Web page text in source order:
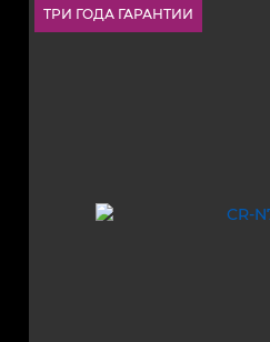
ТРИ ГОДА ГАРАНТИИ